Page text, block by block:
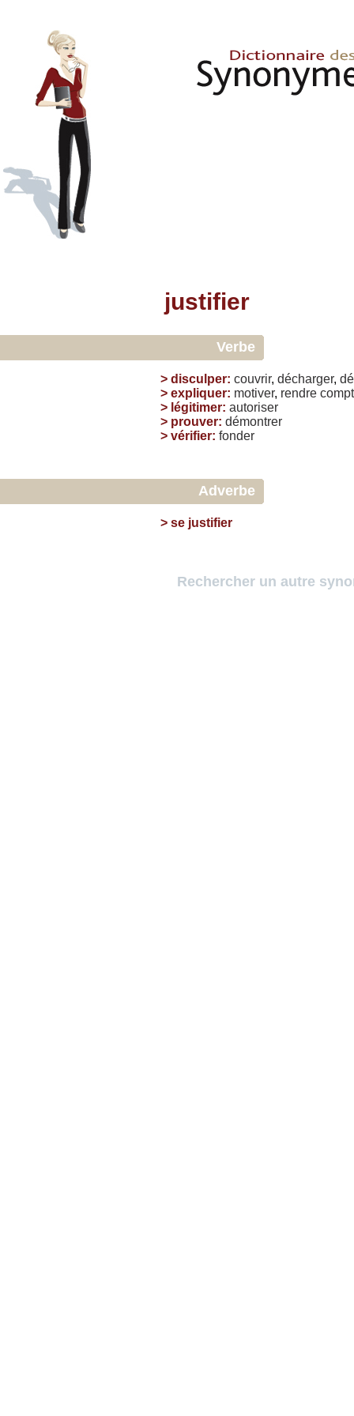
justifier
Verbe
> disculper: couvrir, décharger,
> expliquer: motiver, rendre
> légitimer: autoriser
> prouver: démontrer
> vérifier: fonder
Adverbe
> se justifier
Rechercher un autre